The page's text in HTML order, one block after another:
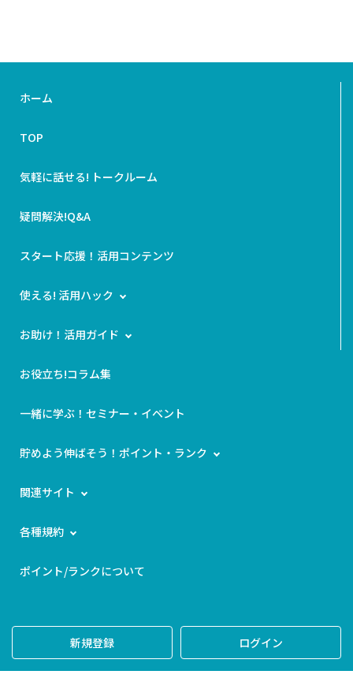
ホーム
TOP
気軽に話せる! トークルーム
疑問解決!Q&A
スタート応援！活用コンテンツ
使える! 活用ハック
お助け！活用ガイド
お役立ち!コラム集
一緒に学ぶ！セミナー・イベント
貯めよう伸ばそう！ポイント・ランク
関連サイト
各種規約
ポイント/ランクについて
新規登録 ログイン